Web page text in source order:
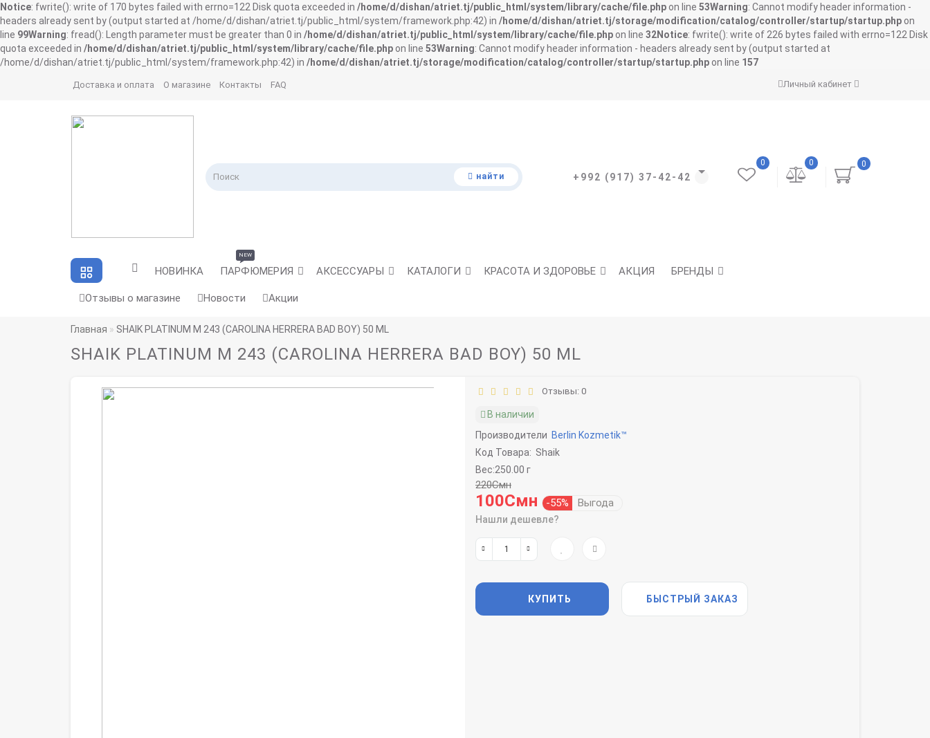
Notice: fwrite(): write of 170 bytes failed with errno=122 Disk quota exceeded in /home/d/dishan/atriet.tj/public_html/system/library/cache/file.php on line 53Warning: Cannot modify header information -
headers already sent by (output started at /home/d/dishan/atriet.tj/public_html/system/framework.php:42) in /home/d/dishan/atriet.tj/storage/modification/catalog/controller/startup/startup.php on
line 99Warning: fread(): Length parameter must be greater than 0 in /home/d/dishan/atriet.tj/public_html/system/library/cache/file.php on line 32Notice: fwrite(): write of 226 bytes failed with errno=122 Disk
quota exceeded in /home/d/dishan/atriet.tj/public_html/system/library/cache/file.php on line 53Warning: Cannot modify header information - headers already sent by (output started at
/home/d/dishan/atriet.tj/public_html/system/framework.php:42) in /home/d/dishan/atriet.tj/storage/modification/catalog/controller/startup/startup.php on line 157
Личный кабинет
Доставка и оплата О магазине Контакты FAQ
найти +992 (917) 37-42-42
0
0
0
НОВИНКА ПАРФЮМЕРИЯ
NEW
АКСЕССУАРЫ КАТАЛОГИ КРАСОТА И ЗДОРОВЬЕ АКЦИЯ БРЕНДЫ
Отзывы о магазине Новости Акции
Главная SHAIK PLATINUM M 243 (CAROLINA HERRERA BAD BOY) 50 ML
SHAIK PLATINUM M 243 (CAROLINA HERRERA BAD BOY) 50 ML
Отзывы: 0
В наличии
Производители Berlin Kozmetik™
Код Товара: Shaik
Вес:250.00 г
220Смн
100Смн -55% Выгода
Нашли дешевле?
КУПИТЬ БЫСТРЫЙ ЗАКАЗ